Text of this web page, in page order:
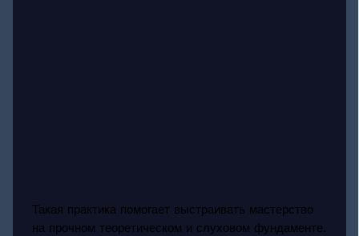
Такая практика помогает выстраивать мастерство
на прочном теоретическом и слуховом фундаменте.